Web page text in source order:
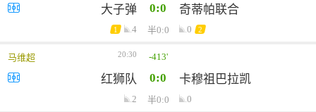
大子弹 0:0 奇蒂帕联合
1 4 半0:0 0 2
马维超 20:30 -413'
红狮队 0:0 卡穆祖巴拉凯
2 半0:0 0